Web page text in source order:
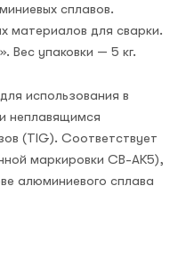
сплавов.
материалов для сварки.
Вес упаковки — 5 кг.
использования в
неплавящимся
(TIG). Соответствует
маркировки СВ-АК5),
алюминиевого сплава